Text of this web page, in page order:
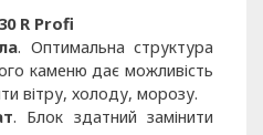
R Profi
. Оптимальна структура
каменю дає можливість
вітру, холоду, морозу.
. Блок здатний замінити